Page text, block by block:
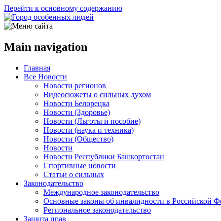
Перейти к основному содержанию
Main navigation
Главная
Все Новости
Новости регионов
Видеосюжеты о сильных духом
Новости Белорецка
Новости (Здоровье)
Новости (Льготы и пособие)
Новости (наука и техника)
Новости (Общество)
Новости
Новости Республики Башкортостан
Спортивные новости
Статьи о сильных
Законодательство
Международное законодательство
Основные законы об инвалидности в Российской
Региональное законодательство
Защита прав